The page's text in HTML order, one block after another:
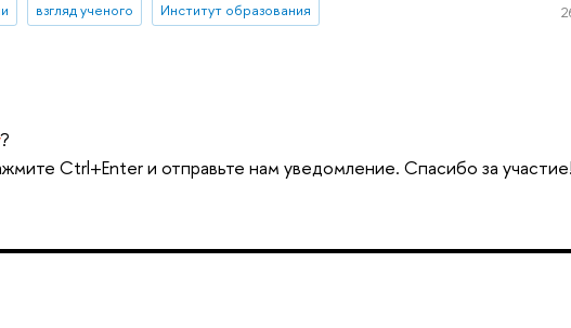
взгляд ученого Институт образования
?
Ctrl+Enter и отправьте нам уведомление. Спасибо за участие!